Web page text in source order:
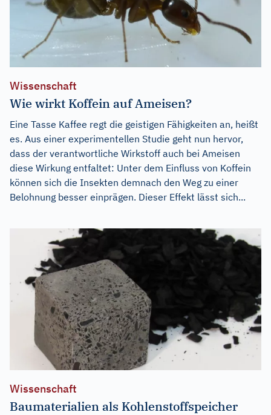
Wissenschaft
Wie wirkt Koffein auf Ameisen?
Eine Tasse Kaffee regt die geistigen Fähigkeiten an, heißt
es. Aus einer experimentellen Studie geht nun hervor,
dass der verantwortliche Wirkstoff auch bei Ameisen
diese Wirkung entfaltet: Unter dem Einfluss von Koffein
können sich die Insekten demnach den Weg zu einer
Belohnung besser einprägen. Dieser Effekt lässt sich...
Wissenschaft
Baumaterialien als Kohlenstoffspeicher